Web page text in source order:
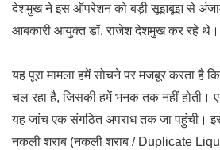
देशमुख ने इस ऑपरेशन को बड़ी सूझबूझ से अंजाम
आबकारी आयुक्त डॉ. राजेश देशमुख कर रहे थे।
यह पूरा मामला हमें सोचने पर मजबूर करता है
चल रहा है, जिसकी हमें भनक तक नहीं
यह जांच एक संगठित अपराध तक जा पहुंची।
नकली शराब (नकली शराब / Duplicate